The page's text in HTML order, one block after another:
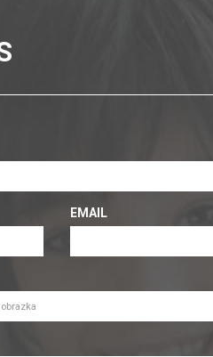
EMAIL